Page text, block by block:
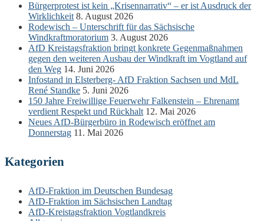
Bürgerprotest ist kein „Krisennarrativ“ – er ist Ausdruck der
Wirklichkeit 8. August 2026
Rodewisch – Unterschrift für das Sächsische
Windkraftmoratorium 3. August 2026
AfD Kreistagsfraktion bringt konkrete Gegenmaßnahmen
gegen den weiteren Ausbau der Windkraft im Vogtland auf
den Weg 14. Juni 2026
Infostand in Elsterberg- AfD Fraktion Sachsen und MdL
René Standke 5. Juni 2026
150 Jahre Freiwillige Feuerwehr Falkenstein – Ehrenamt
verdient Respekt und Rückhalt 12. Mai 2026
Neues AfD-Bürgerbüro in Rodewisch eröffnet am
Donnerstag 11. Mai 2026
Kategorien
AfD-Fraktion im Deutschen Bundesag
AfD-Fraktion im Sächsischen Landtag
AfD-Kreistagsfraktion Vogtlandkreis